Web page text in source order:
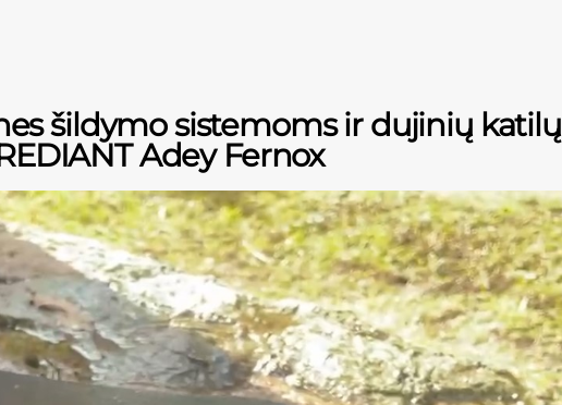
šildymo sistemoms ir dujinių katilų
Adey Fernox